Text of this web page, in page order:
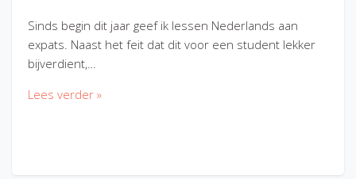
Sinds begin dit jaar geef ik lessen Nederlands aan
expats. Naast het feit dat dit voor een student lekker
bijverdient,…
Lees verder »